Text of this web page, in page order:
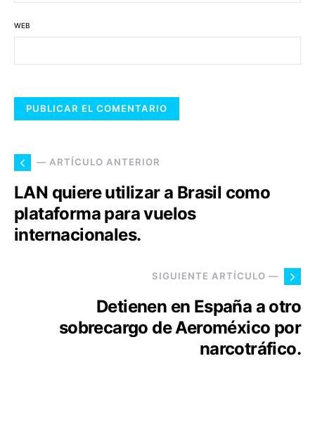
WEB
— ARTÍCULO ANTERIOR
LAN quiere utilizar a Brasil como
plataforma para vuelos
internacionales.
SIGUIENTE ARTÍCULO —
Detienen en España a otro
sobrecargo de Aeroméxico por
narcotráfico.